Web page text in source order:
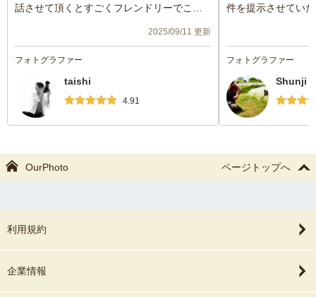
話させて頂くとすごくフレンドリーでこう
等たくさんの提案、アドバイスをしていた
動物の写真撮りもすごく慣れている様子で
した。
写真に関してももちろん大満足です。
2025/09/11 更新
フォトグラファー
taishi
4.91
件を提示させてい
愛犬の急な体調不
ろよく再調整して
ています。
な中でとても自然
フォトグラファー
Shunji
OurPhoto ページトップへ
利用規約
企業情報